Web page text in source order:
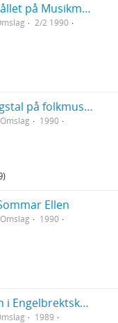
Manuskript till Kåseri hållet på Musikmuseet "När mina farmödrar möttes i Burundi"
2/2 1990
Manuskript till invigningstal på folkmusikfestivalen i Falun
Omslag
1990
Ellen
Omslag
1990
Manuskript till predikan i Engelbrektskyrkan
1989